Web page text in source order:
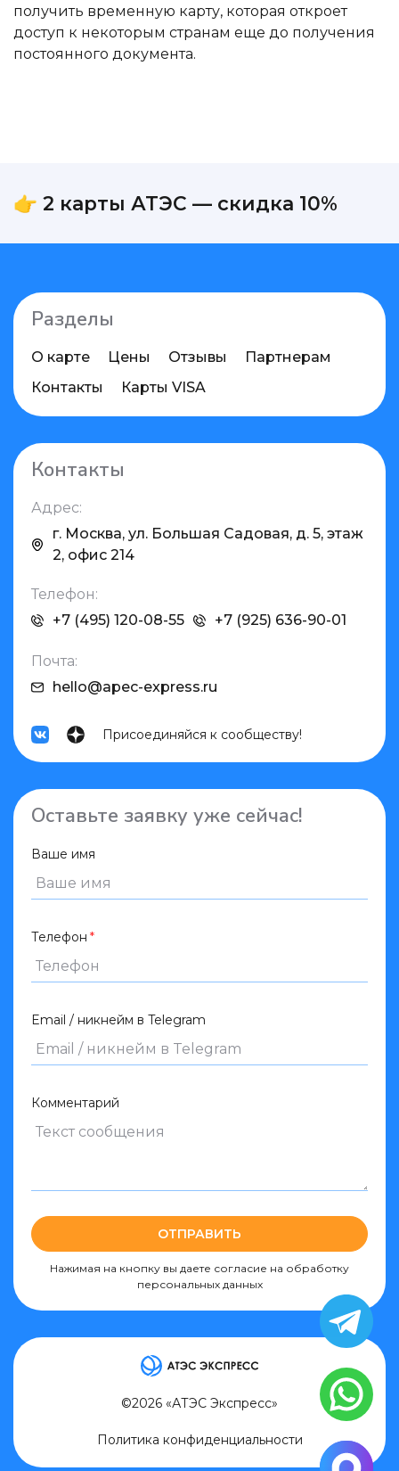
получить временную карту, которая откроет
доступ к некоторым странам еще до получения
постоянного документа.
👉 2 карты АТЭС — скидка 10%
Разделы
О карте Цены Отзывы
Партнерам
Контакты
Карты VISA
Контакты
Адрес:
г. Москва, ул. Большая Садовая, д. 5, этаж
2, офис 214
Телефон:
+7 (495) 120-08-55
+7 (925) 636-90-01
Почта:
hello@apec-express.ru
Присоединяйся к сообществу!
Оставьте заявку уже сейчас!
Ваше имя
Телефон
Email / никнейм в Telegram
Комментарий
ОТПРАВИТЬ
Нажимая на кнопку вы даете согласие на обработку
персональных данных
©2026 «АТЭС Экспресс»
Политика конфиденциальности